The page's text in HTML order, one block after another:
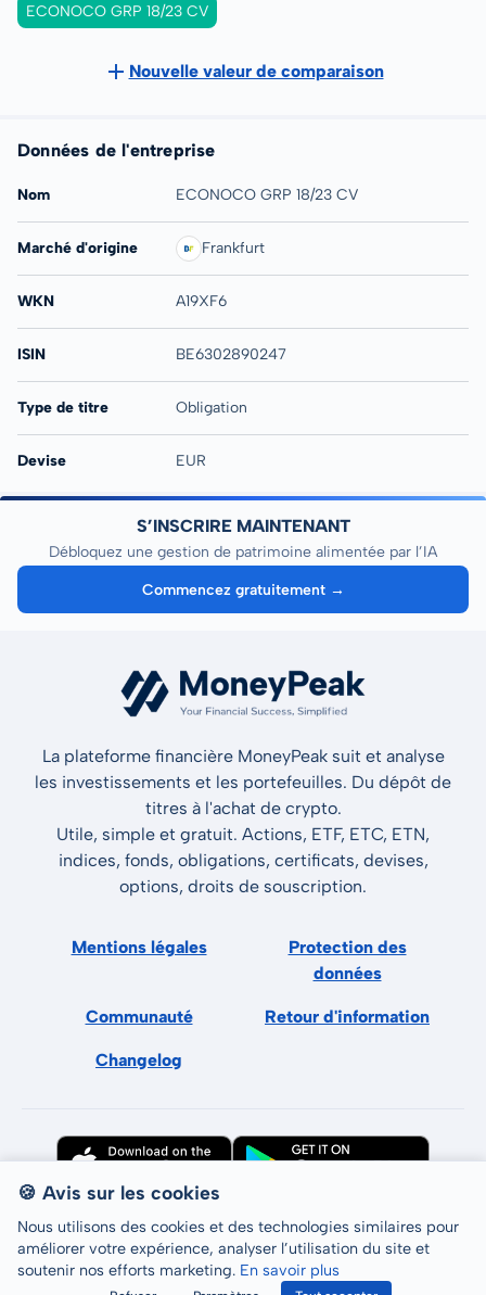
ECONOCO GRP 18/23 CV
Nouvelle valeur de comparaison
Données de l'entreprise
Nom ECONOCO GRP 18/23 CV
Marché d'origine Frankfurt
WKN A19XF6
ISIN BE6302890247
Type de titre Obligation
Devise EUR
S’INSCRIRE MAINTENANT
Débloquez une gestion de patrimoine alimentée par l’IA
Commencez gratuitement →
La plateforme financière MoneyPeak suit et analyse
les investissements et les portefeuilles. Du dépôt de
titres à l'achat de crypto.
Utile, simple et gratuit. Actions, ETF, ETC, ETN,
indices, fonds, obligations, certificats, devises,
options, droits de souscription.
Mentions légales
Protection des
données
Communauté Retour d'information
Changelog
Tous droits réservés © LCP GmbH 2026
🍪 Avis sur les cookies
Nous utilisons des cookies et des technologies similaires pour
améliorer votre expérience, analyser l’utilisation du site et
soutenir nos efforts marketing. En savoir plus